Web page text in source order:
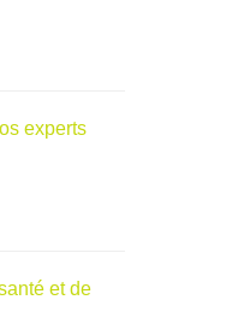
experts
et de